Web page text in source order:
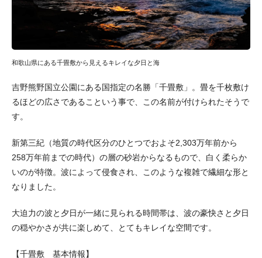
和歌山県にある千畳敷から見えるキレイな夕日と海
吉野熊野国立公園にある国指定の名勝「千畳敷」。畳を千枚敷け
るほどの広さであるこという事で、この名前が付けられたそうで
す。
新第三紀（地質の時代区分のひとつでおよそ2,303万年前から
258万年前までの時代）の層の砂岩からなるもので、白く柔らか
いのが特徴。波によって侵食され、このような複雑で繊細な形と
なりました。
大迫力の波と夕日が一緒に見られる時間帯は、波の豪快さと夕日
の穏やかさが共に楽しめて、とてもキレイな空間です。
【千畳敷 基本情報】